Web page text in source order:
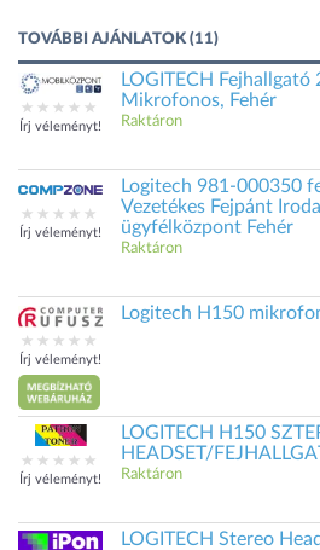
TOVÁBBI AJÁNLATOK (11)
Írj véleményt!
LOGITECH Fejhallgató
Mikrofonos, Fehér
Raktáron
Írj véleményt!
Logitech 981-000350
Vezetékes Fejpánt
ügyfélközpont Fehér
Raktáron
Írj véleményt!
Logitech H150
Írj véleményt!
LOGITECH H150
HEADSET/
Raktáron
LOGITECH Stereo